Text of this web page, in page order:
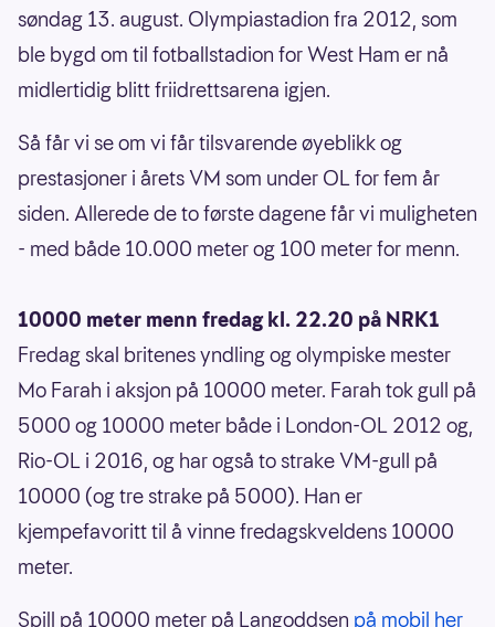
søndag 13. august. Olympiastadion fra 2012, som
ble bygd om til fotballstadion for West Ham er nå
midlertidig blitt friidrettsarena igjen.
Så får vi se om vi får tilsvarende øyeblikk og
prestasjoner i årets VM som under OL for fem år
siden. Allerede de to første dagene får vi muligheten
- med både 10.000 meter og 100 meter for menn.
10000 meter menn fredag kl. 22.20 på NRK1
Fredag skal britenes yndling og olympiske mester
Mo Farah i aksjon på 10000 meter. Farah tok gull på
5000 og 10000 meter både i London-OL 2012 og,
Rio-OL i 2016, og har også to strake VM-gull på
10000 (og tre strake på 5000). Han er
kjempefavoritt til å vinne fredagskveldens 10000
meter.
Spill på 10000 meter på Langoddsen på mobil her